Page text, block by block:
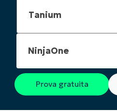
NinjaOne
Prova gratuita